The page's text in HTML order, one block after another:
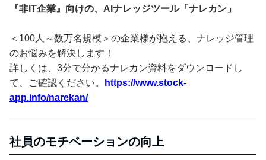
『非IT企業』向けの、AIナレッジツール「ナレカン」
＜100人～数万名規模＞の企業様が抱える、ナレッジ管理
のお悩みを解決します！
詳しくは、3分で分かるナレカン資料をダウンロードし
て、ご確認ください。
https://www.stock-
app.info/narekan/
社員のモチベーションの向上